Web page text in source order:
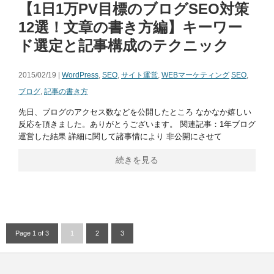
【1日1万PV目標のブログSEO対策
12選！文章の書き方編】キーワー
ド選定と記事構成のテクニック
2015/02/19 | WordPress, SEO, サイト運営, WEBマーケティング SEO,
ブログ, 記事の書き方
先日、ブログのアクセス数などを公開したところ なかなか嬉しい
反応を頂きました。ありがとうございます。 関連記事：1年ブログ
運営した結果 詳細に関して諸事情により 非公開にさせて
続きを見る
Page 1 of 3 1 2 3